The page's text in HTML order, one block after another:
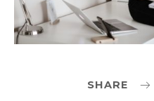
SHARE